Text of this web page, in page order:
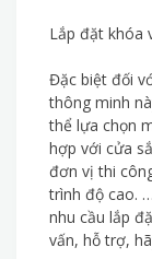
Lắp đặt khóa
Đặc biệt đối
thông minh
thể lựa chọn
hợp với cửa
đơn vị thi
trình độ cao.
nhu cầu lắp
vấn, hỗ trợ,